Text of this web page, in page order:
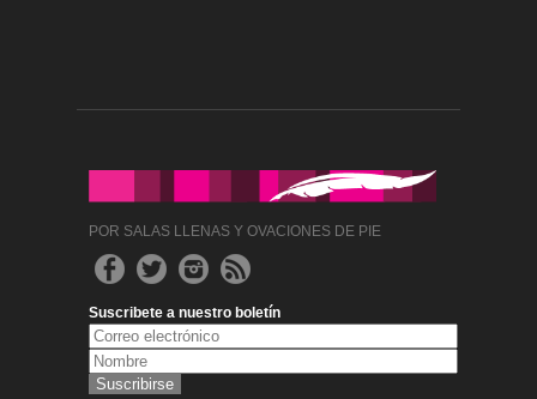
POR SALAS LLENAS Y OVACIONES DE PIE
Suscribete a nuestro boletín